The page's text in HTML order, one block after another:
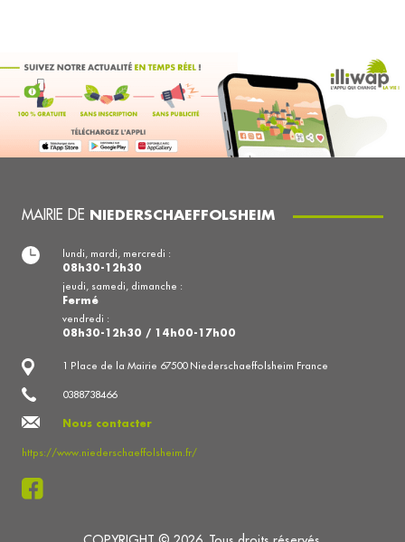
MAIRIE DE NIEDERSCHAEFFOLSHEIM
1 Place de la Mairie 67500 Niederschaeffolsheim France
0388738466
Nous contacter
https://www.niederschaeffolsheim.fr/
lundi, mardi, mercredi :
08h30-12h30
jeudi, samedi, dimanche :
Fermé
vendredi :
08h30-12h30 / 14h00-17h00